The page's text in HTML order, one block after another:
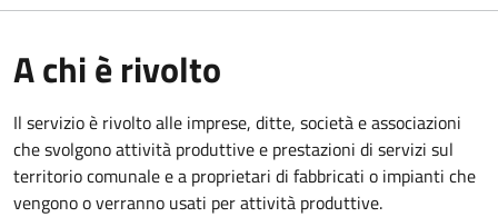
A chi è rivolto
Il servizio è rivolto alle imprese, ditte, società e associazioni
che svolgono attività produttive e prestazioni di servizi sul
territorio comunale e a proprietari di fabbricati o impianti che
vengono o verranno usati per attività produttive.